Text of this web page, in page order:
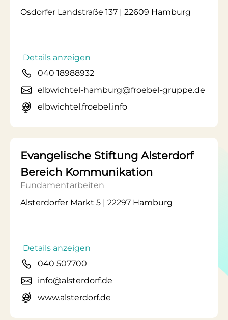
Osdorfer Landstraße 137 | 22609 Hamburg
Details anzeigen
040 18988932
elbwichtel-hamburg@froebel-gruppe.de
elbwichtel.froebel.info
Evangelische Stiftung Alsterdorf
Bereich Kommunikation
Fundamentarbeiten
Alsterdorfer Markt 5 | 22297 Hamburg
Details anzeigen
040 507700
info@alsterdorf.de
www.alsterdorf.de